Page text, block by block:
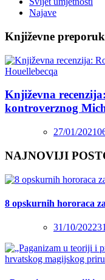
Najave
Književne
Književna
kontroverznog
27/01/2021
NAJNOVIJI
8 opskurnih hororaca
31/10/2022